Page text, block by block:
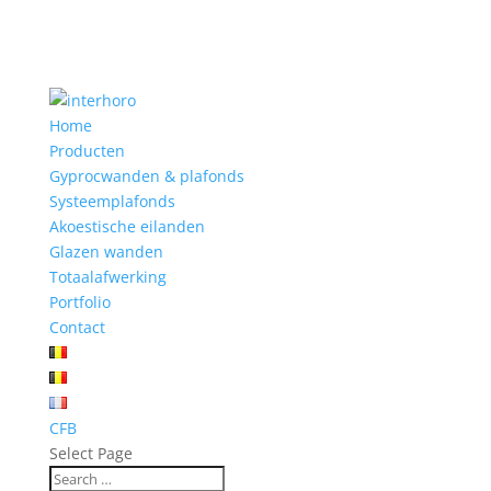
Home
Producten
Gyprocwanden & plafonds
Systeemplafonds
Akoestische eilanden
Glazen wanden
Totaalafwerking
Portfolio
Contact
CFB
Select Page